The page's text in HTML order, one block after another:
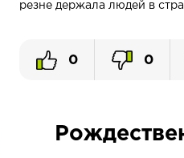
резне держала людей в
0 0